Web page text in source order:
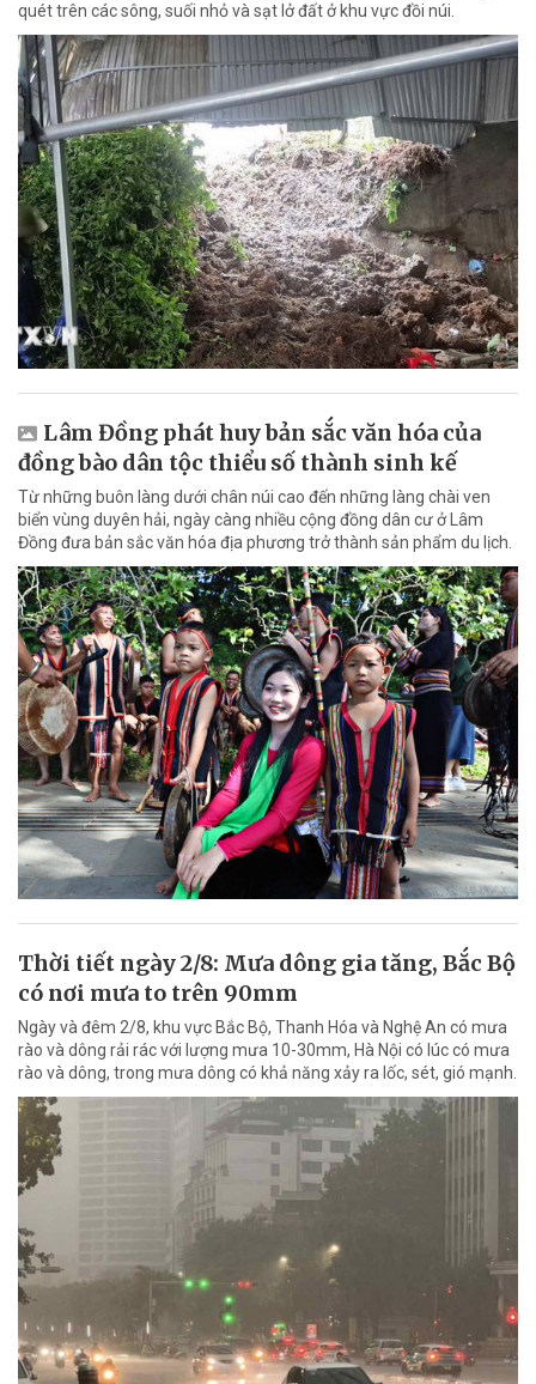
quét trên các sông, suối nhỏ và sạt lở đất ở khu vực đồi núi.
Lâm Đồng phát huy bản sắc văn hóa của
đồng bào dân tộc thiểu số thành sinh kế
Từ những buôn làng dưới chân núi cao đến những làng chài ven
biển vùng duyên hải, ngày càng nhiều cộng đồng dân cư ở Lâm
Đồng đưa bản sắc văn hóa địa phương trở thành sản phẩm du lịch.
Thời tiết ngày 2/8: Mưa dông gia tăng, Bắc Bộ
có nơi mưa to trên 90mm
Ngày và đêm 2/8, khu vực Bắc Bộ, Thanh Hóa và Nghệ An có mưa
rào và dông rải rác với lượng mưa 10-30mm, Hà Nội có lúc có mưa
rào và dông, trong mưa dông có khả năng xảy ra lốc, sét, gió mạnh.